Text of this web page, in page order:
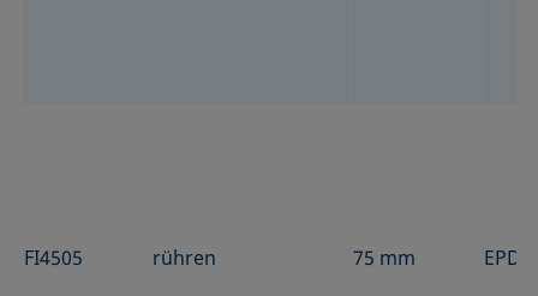
FI4505 rühren 75 mm